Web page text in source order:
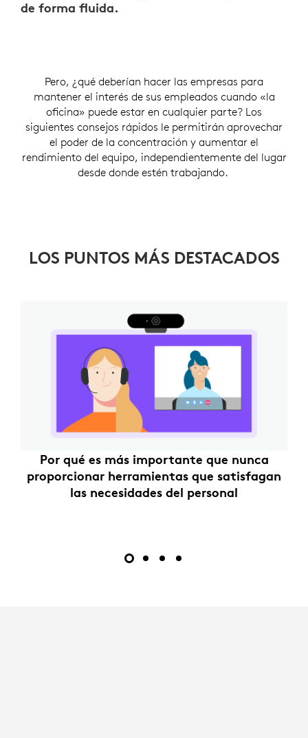
de forma fluida.
Pero, ¿qué deberían hacer las empresas para
mantener el interés de sus empleados cuando «la
oficina» puede estar en cualquier parte? Los
siguientes consejos rápidos le permitirán aprovechar
el poder de la concentración y aumentar el
rendimiento del equipo, independientemente del lugar
desde donde estén trabajando.
LOS PUNTOS MÁS DESTACADOS
Por qué es más importante que nunca
proporcionar herramientas que satisfagan
las necesidades del personal